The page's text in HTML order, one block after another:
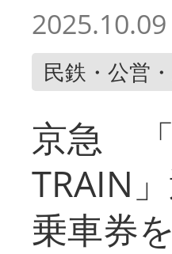
2025.10.09
民鉄・公営
京急 「
TRAIN
乗車券